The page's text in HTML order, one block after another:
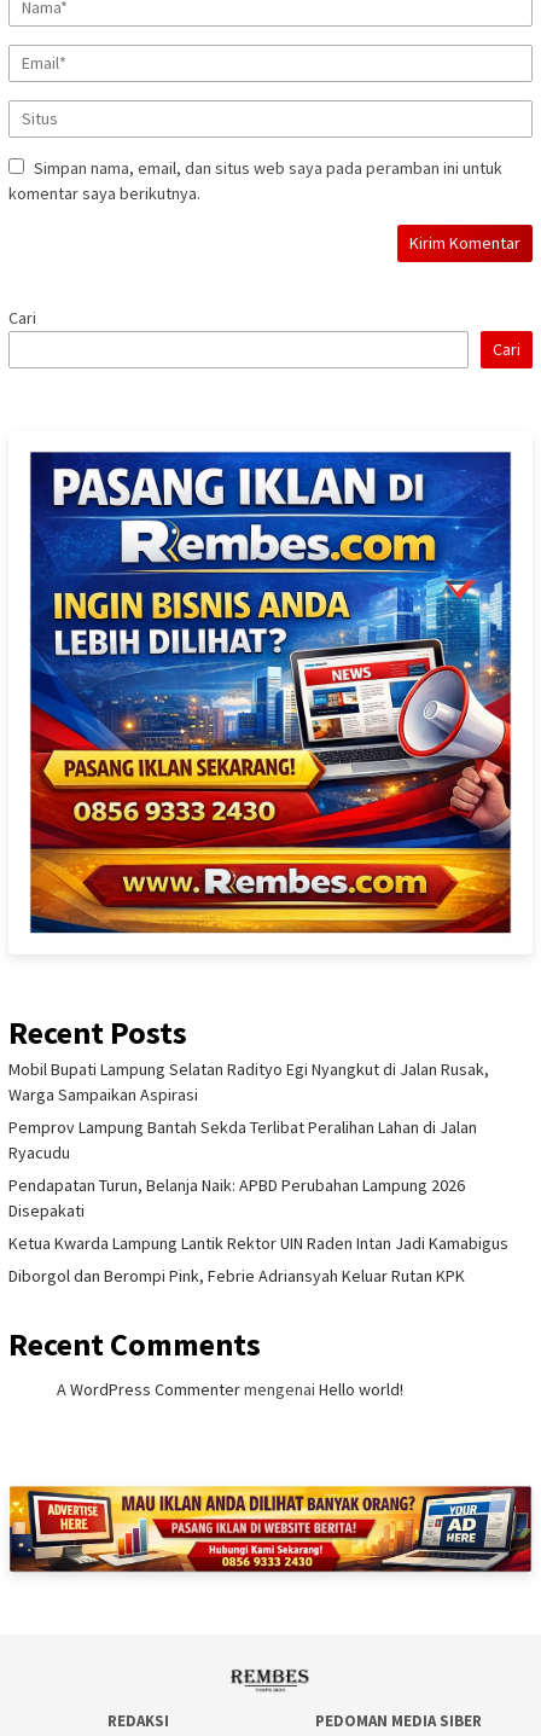
Simpan nama, email, dan situs web saya pada peramban ini untuk
komentar saya berikutnya.
Cari
Cari
Recent Posts
Mobil Bupati Lampung Selatan Radityo Egi Nyangkut di Jalan Rusak,
Warga Sampaikan Aspirasi
Pemprov Lampung Bantah Sekda Terlibat Peralihan Lahan di Jalan
Ryacudu
Pendapatan Turun, Belanja Naik: APBD Perubahan Lampung 2026
Disepakati
Ketua Kwarda Lampung Lantik Rektor UIN Raden Intan Jadi Kamabigus
Diborgol dan Berompi Pink, Febrie Adriansyah Keluar Rutan KPK
Recent Comments
A WordPress Commentermengenai Hello world!
REDAKSI PEDOMAN MEDIA SIBER